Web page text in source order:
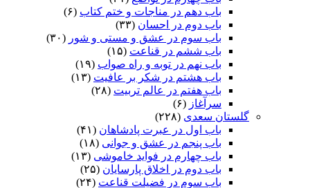
باب دهم در مناجات و ختم کتاب (۶)
باب دوم در احسان (۳۳)
باب سوم در عشق و مستی و شور (۳۰)
باب ششم در قناعت (۱۵)
باب نهم در توبه و راه صواب (۱۹)
باب هشتم در شکر بر عافیت (۱۳)
باب هفتم در عالم تربیت (۲۸)
سرآغاز (۶)
گلستان سعدی (۲۲۸)
باب اول در عبرت پادشاهان (۴۱)
باب پنجم در عشق و جوانى (۱۸)
باب چهارم در فواید خاموشى (۱۳)
باب دوم در اخلاق پارسایان (۲۵)
باب سوم در فضیلت قناعت (۲۴)